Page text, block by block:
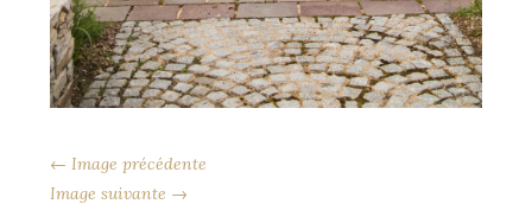
← Image précédente
Image suivante →